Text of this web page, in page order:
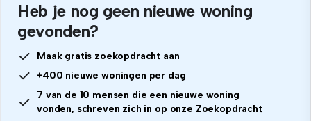
Heb je nog geen nieuwe woning
gevonden?
Maak gratis zoekopdracht aan
+400 nieuwe woningen per dag
7 van de 10 mensen die een nieuwe woning
vonden, schreven zich in op onze Zoekopdracht